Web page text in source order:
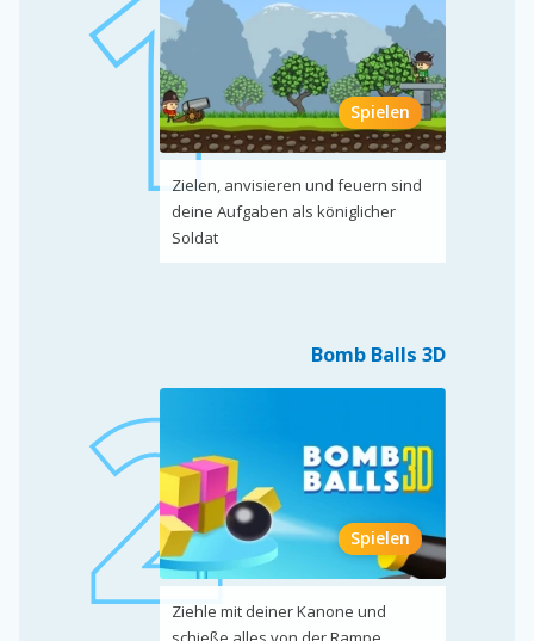
Spielen
Zielen, anvisieren und feuern sind
deine Aufgaben als königlicher
Soldat
Bomb Balls 3D
Spielen
Ziehle mit deiner Kanone und